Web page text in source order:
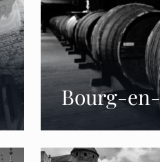
Bourg-